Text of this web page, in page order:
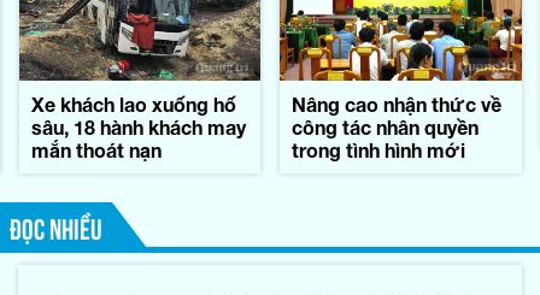
Xe khách lao xuống hố
sâu, 18 hành khách may
mắn thoát nạn
Nâng cao nhận thức về
công tác nhân quyền
trong tình hình mới
ĐỌC NHIỀU